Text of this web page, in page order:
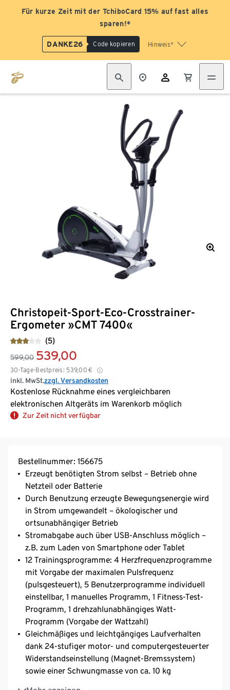
Für kurze Zeit mit der TchiboCard 15% auf fast alles
sparen!*
DANKE26 Code kopieren Hinweis*
Christopeit-Sport-Eco-Crosstrainer-
Ergometer »CMT 7400«
(5)
599,00 539,00
30-Tage-Bestpreis: 539,00 €
inkl. MwSt.zzgl. Versandkosten
Kostenlose Rücknahme eines vergleichbaren
elektronischen Altgeräts im Warenkorb möglich
Zur Zeit nicht verfügbar
Bestellnummer: 156675
Erzeugt benötigten Strom selbst – Betrieb ohne
Netzteil oder Batterie
Durch Benutzung erzeugte Bewegungsenergie wird
in Strom umgewandelt – ökologischer und
ortsunabhängiger Betrieb
Stromabgabe auch über USB-Anschluss möglich –
z.B. zum Laden von Smartphone oder Tablet
12 Trainingsprogramme: 4 Herzfrequenzprogramme
mit Vorgabe der maximalen Pulsfrequenz
(pulsgesteuert), 5 Benutzerprogramme individuell
einstellbar, 1 manuelles Programm, 1 Fitness-Test-
Programm, 1 drehzahlunabhängiges Watt-
Programm (Vorgabe der Wattzahl)
Gleichmäßiges und leichtgängiges Laufverhalten
dank 24-stufiger motor- und computergesteuerter
Widerstandseinstellung (Magnet-Bremssystem)
sowie einer Schwungmasse von ca. 10 kg
Hintergrundbeleuchtetes LC-Display mit 6